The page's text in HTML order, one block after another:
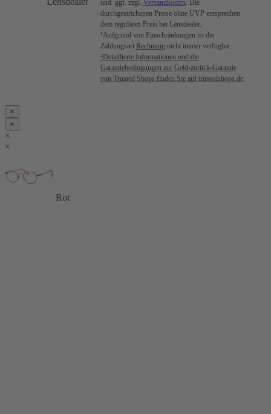
und ggf. zzgl. Versandkosten. Die
durchgestrichenen Preise ohne UVP entsprechen
dem regulären Preis bei Lensdealer.
¹Aufgrund von Einschränkungen ist die
Zahlungsart Rechnungnicht immer verfügbar.
²Detaillierte Informationen und die
Garantiebedingungen zur Geld-zurück-Garantie
von Trusted Shops finden Sie auf trustedshops.de.
×
×
×
×
Rot